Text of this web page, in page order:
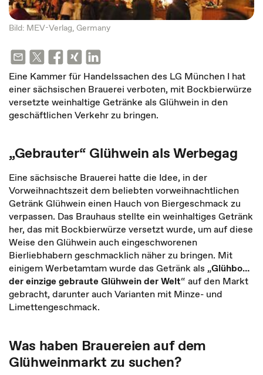
Bild: MEV-Verlag, Germany
Eine Kammer für Handelssachen des LG München I hat
einer sächsischen Brauerei verboten, mit Bockbierwürze
versetzte weinhaltige Getränke als Glühwein in den
geschäftlichen Verkehr zu bringen.
„Gebrauter“ Glühwein als Werbegag
Eine sächsische Brauerei hatte die Idee, in der
Vorweihnachtszeit dem beliebten vorweihnachtlichen
Getränk Glühwein einen Hauch von Biergeschmack zu
verpassen. Das Brauhaus stellte ein weinhaltiges Getränk
her, das mit Bockbierwürze versetzt wurde, um auf diese
Weise den Glühwein auch eingeschworenen
Bierliebhabern geschmacklich näher zu bringen. Mit
einigem Werbetamtam wurde das Getränk als „Glühbo…
der einzige gebraute Glühwein der Welt“ auf den Markt
gebracht, darunter auch Varianten mit Minze- und
Limettengeschmack.
Was haben Brauereien auf dem
Glühweinmarkt zu suchen?